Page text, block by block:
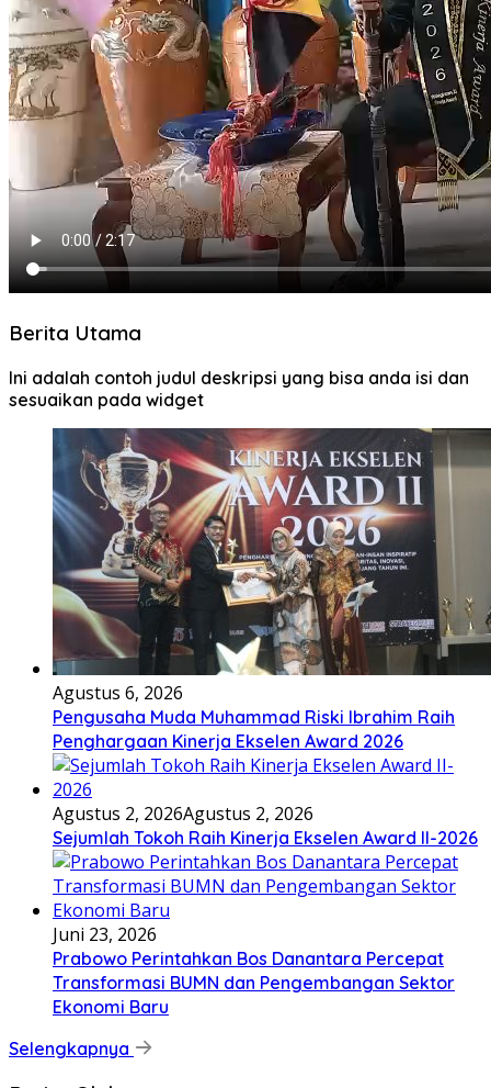
Berita Utama
Ini adalah contoh judul deskripsi yang bisa anda isi dan
sesuaikan pada widget
Agustus 6, 2026
Pengusaha Muda Muhammad Riski Ibrahim Raih
Penghargaan Kinerja Ekselen Award 2026
Agustus 2, 2026Agustus 2, 2026
Sejumlah Tokoh Raih Kinerja Ekselen Award II-2026
Juni 23, 2026
Prabowo Perintahkan Bos Danantara Percepat
Transformasi BUMN dan Pengembangan Sektor
Ekonomi Baru
Selengkapnya